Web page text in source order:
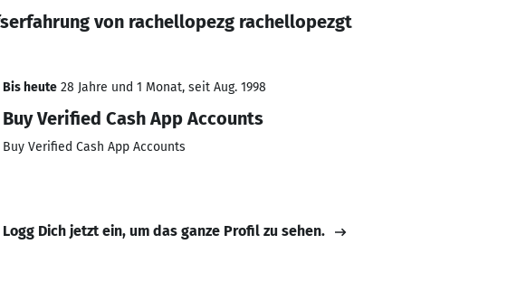
von rachellopezg rachellopezgt
Bis heute 28 Jahre und 1 Monat, seit Aug. 1998
Buy Verified Cash App Accounts
Buy Verified Cash App Accounts
Logg Dich jetzt ein, um das ganze Profil zu sehen.